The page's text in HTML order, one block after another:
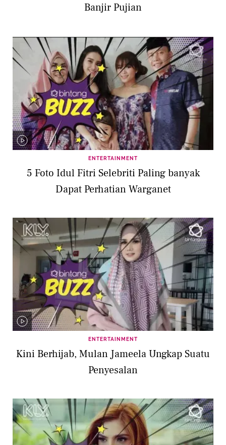
Banjir Pujian
ENTERTAINMENT
5 Foto Idul Fitri Selebriti Paling banyak
Dapat Perhatian Warganet
ENTERTAINMENT
Kini Berhijab, Mulan Jameela Ungkap Suatu
Penyesalan